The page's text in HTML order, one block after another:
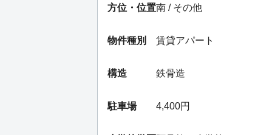
方位・位置南 / その他
物件種別 賃貸アパート
構造 鉄骨造
駐車場 4,400円